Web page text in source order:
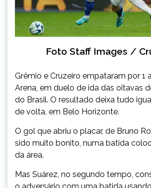
Foto Staff Images /
Grêmio e Cruzeiro empataram por 1
Arena, em duelo de ida das oitavas
do Brasil. O resultado deixa tudo
de volta, em Belo Horizonte.
O gol que abriu o placar, de Bruno
sido muito bonito, numa batida
da área.
Mas Suárez, no segundo tempo,